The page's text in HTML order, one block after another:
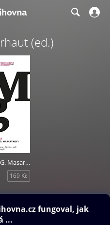
(ed.)
Čtení o T. G. Masarykovi
169 Kč